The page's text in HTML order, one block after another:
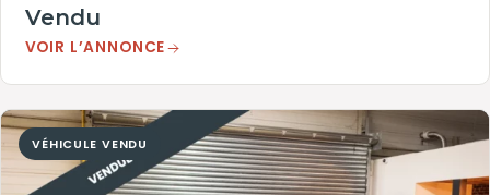
Vendu
VOIR L’ANNONCE
VÉHICULE VENDU